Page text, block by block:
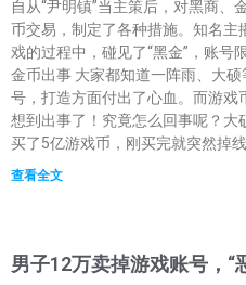
自从“尹明镇”当主策后，对黑商、
币交易，制定了各种措施。知名
戏的过程中，碰见了“黑金”，账号
金币出事 大家都知道一阵雨、大
号，打造方面付出了心血。而游
想到出事了！究竟怎么回事呢？大
买了5亿游戏币，刚买完就突然掉线
查看全文
男子12万卖掉游戏账号，“